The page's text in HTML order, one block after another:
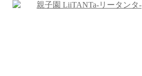
親子園 LiiTANTa-リータンタ-